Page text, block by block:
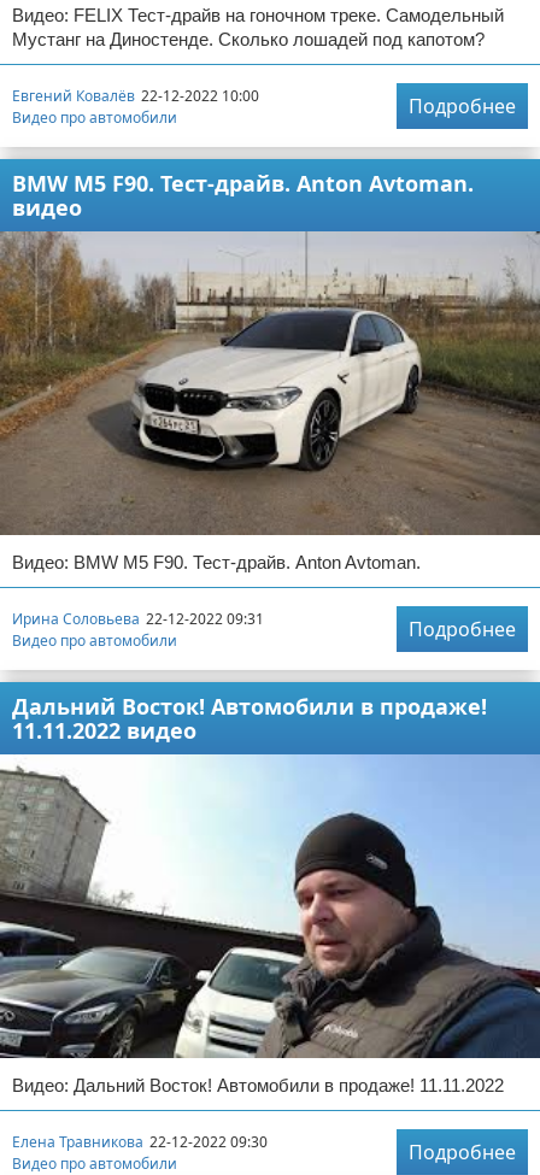
Видео: FELIX Тест-драйв на гоночном треке. Самодельный
Мустанг на Диностенде. Сколько лошадей под капотом?
Евгений Ковалёв 22-12-2022 10:00
Видео про автомобили
Подробнее
BMW M5 F90. Тест-драйв. Anton Avtoman.
видео
Видео: BMW M5 F90. Тест-драйв. Anton Avtoman.
Ирина Соловьева 22-12-2022 09:31
Видео про автомобили
Подробнее
Дальний Восток! Автомобили в продаже!
11.11.2022 видео
Видео: Дальний Восток! Автомобили в продаже! 11.11.2022
Елена Травникова 22-12-2022 09:30
Видео про автомобили
Подробнее